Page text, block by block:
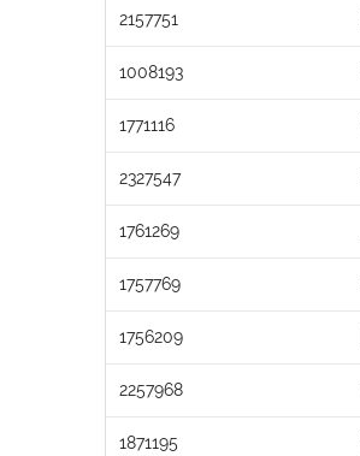
2157751
1008193
1771116
2327547
1761269
1757769
1756209
2257968
1871195